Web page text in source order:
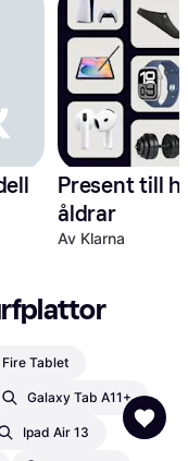
Present till
åldrar
Av Klarna
Tablet
Galaxy Tab A11+
Ipad Air 13